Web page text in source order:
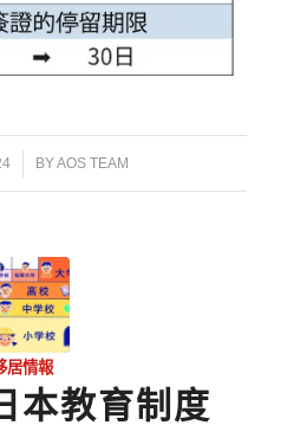
BYAOS TEAM
居情報
本教育制度